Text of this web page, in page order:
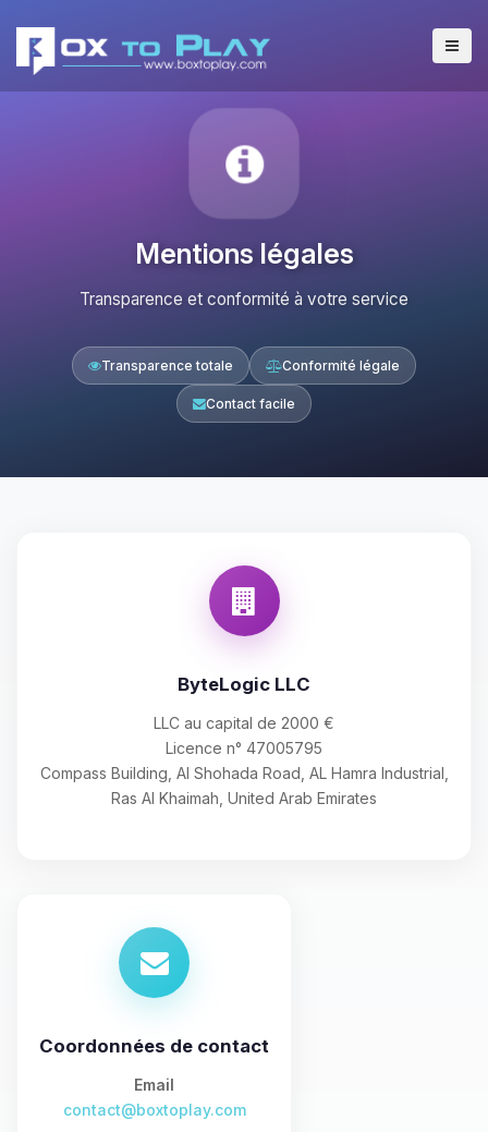
Mentions légales
Transparence et conformité à votre service
Transparence totale Conformité légale
Contact facile
ByteLogic LLC
LLC au capital de 2000 €
Licence n° 47005795
Compass Building, Al Shohada Road, AL Hamra Industrial,
Ras Al Khaimah, United Arab Emirates
Coordonnées de contact
Email
contact@boxtoplay.com
Youpi, enfin quelqu’un pour me
parler ! Moi c’est Choupy, ton petit
assistant BoxToPlay. Dis-moi ce dont
tu as besoin et je vais remuer mes
09/08/2026 à 05:30